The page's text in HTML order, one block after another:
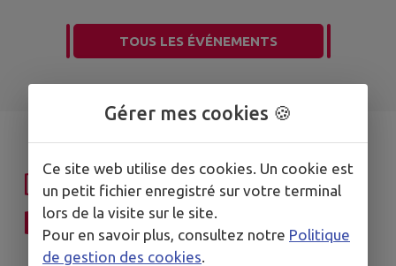
TOUS LES ÉVÉNEMENTS
DÉCOUVRIR
BAINCTHUN
Gérer mes cookies 🍪
Ce site web utilise des cookies. Un cookie est
un petit fichier enregistré sur votre terminal
lors de la visite sur le site.
Pour en savoir plus, consultez notre Politique
de gestion des cookies.